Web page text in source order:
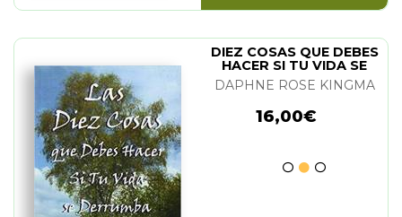
DIEZ COSAS QUE DEBES
HACER SI TU VIDA SE
DERRUMBA, LAS
DAPHNE ROSE KINGMA
16,00€